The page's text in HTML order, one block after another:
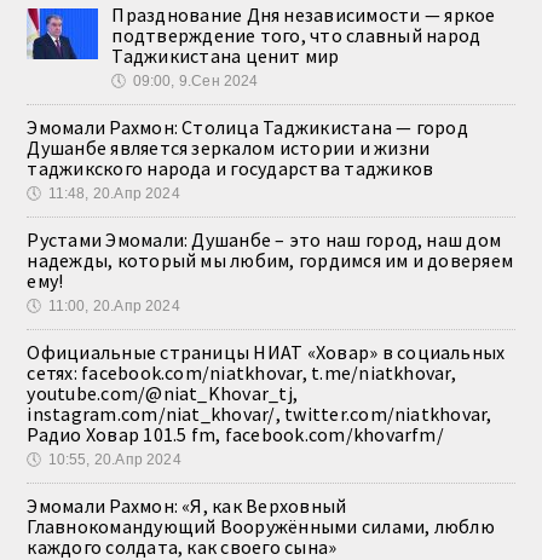
Празднование Дня независимости — яркое
подтверждение того, что славный народ
Таджикистана ценит мир
🕔 09:00, 9.Сен 2024
Эмомали Рахмон: Столица Таджикистана — город
Душанбе является зеркалом истории и жизни
таджикского народа и государства таджиков
🕔 11:48, 20.Апр 2024
Рустами Эмомали: Душанбе – это наш город, наш дом
надежды, который мы любим, гордимся им и доверяем
ему!
🕔 11:00, 20.Апр 2024
Официальные страницы НИАТ «Ховар» в социальных
сетях: facebook.com/niatkhovar, t.me/niatkhovar,
youtube.com/@niat_Khovar_tj,
instagram.com/niat_khovar/, twitter.com/niatkhovar,
Радио Ховар 101.5 fm, facebook.com/khovarfm/
🕔 10:55, 20.Апр 2024
Эмомали Рахмон: «Я, как Верховный
Главнокомандующий Вооружёнными силами, люблю
каждого солдата, как своего сына»